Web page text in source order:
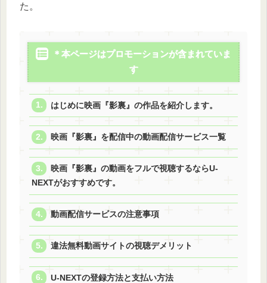
た。
＊本ページはプロモーションが含まれていま
す
はじめに映画『影裏』の作品を紹介します。
映画『影裏』を配信中の動画配信サービス一覧
映画『影裏』の動画をフルで視聴するならU-
NEXTがおすすめです。
動画配信サービスの注意事項
違法無料動画サイトの視聴デメリット
U-NEXTの登録方法と支払い方法